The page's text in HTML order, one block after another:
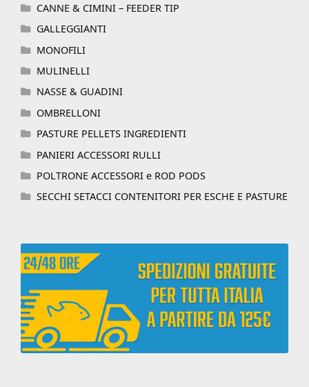
CANNE & CIMINI – FEEDER TIP
GALLEGGIANTI
MONOFILI
MULINELLI
NASSE & GUADINI
OMBRELLONI
PASTURE PELLETS INGREDIENTI
PANIERI ACCESSORI RULLI
POLTRONE ACCESSORI e ROD PODS
SECCHI SETACCI CONTENITORI PER ESCHE E PASTURE